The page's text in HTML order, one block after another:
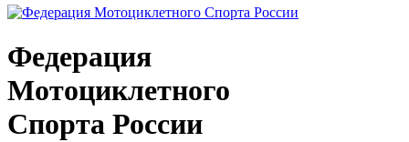
Федерация
Мотоциклетного
Спорта России